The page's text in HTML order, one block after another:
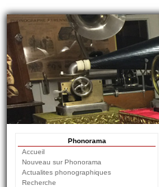
Phonorama
Accueil
Nouveau sur Phonorama
Actualites phonographiques
Recherche